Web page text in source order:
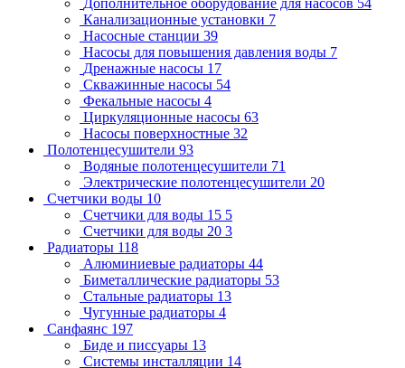
Канализационные установки 7
Насосные станции 39
Насосы для повышения давления воды 7
Дренажные насосы 17
Скважинные насосы 54
Фекальные насосы 4
Циркуляционные насосы 63
Насосы поверхностные 32
Полотенцесушители 93
Водяные полотенцесушители 71
Электрические полотенцесушители 20
Счетчики воды 10
Счетчики для воды 15 5
Счетчики для воды 20 3
Радиаторы 118
Алюминиевые радиаторы 44
Биметаллические радиаторы 53
Стальные радиаторы 13
Чугунные радиаторы 4
Санфаянс 197
Биде и писсуары 13
Системы инсталляции 14